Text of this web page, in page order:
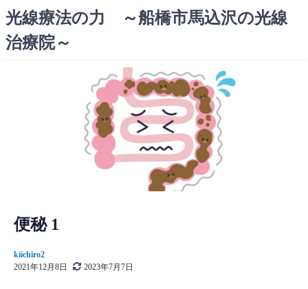
ン
テ
光線療法の力 ～船橋市馬込沢の光線
治療院～
便秘 1
kiichiro2
2021年12月8日
2023年7月7日